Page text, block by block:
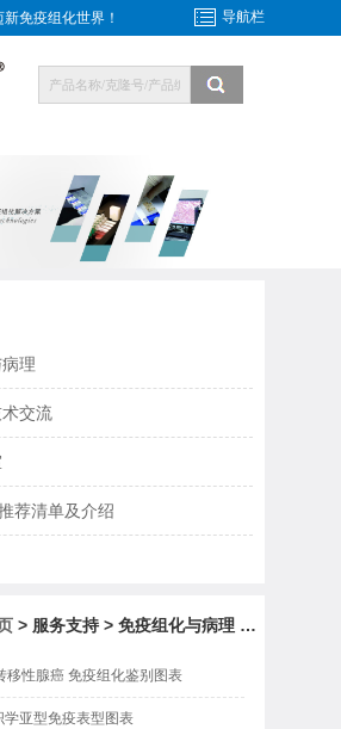
免疫组化世界！ 导航栏
理
交流
荐清单及介绍
> 服务支持 > 免疫组化与病理 > 免疫组化与病理诊断
移性腺癌 免疫组化鉴别图表
学亚型免疫表型图表